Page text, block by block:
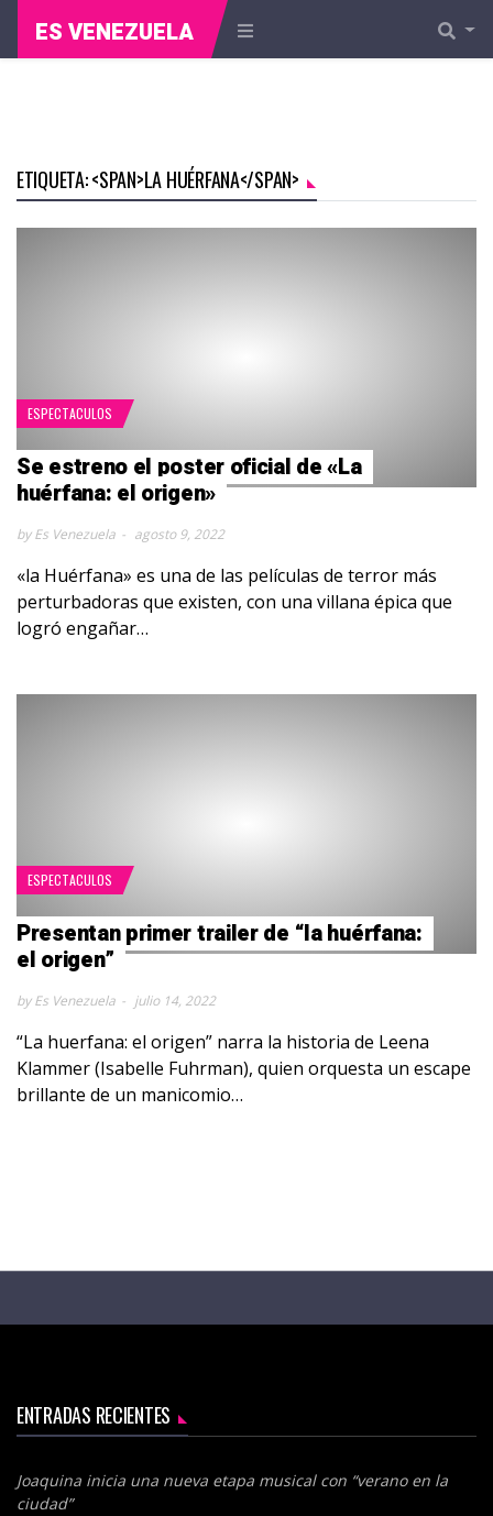
ES VENEZUELA
ETIQUETA: <SPAN>LA HUÉRFANA</SPAN>
ESPECTACULOS
Se estreno el poster oficial de «La
huérfana: el origen»
by Es Venezuela agosto 9, 2022
«la Huérfana» es una de las películas de terror más
perturbadoras que existen, con una villana épica que
logró engañar…
ESPECTACULOS
Presentan primer trailer de “la huérfana:
el origen”
by Es Venezuela julio 14, 2022
“La huerfana: el origen” narra la historia de Leena
Klammer (Isabelle Fuhrman), quien orquesta un escape
brillante de un manicomio…
ENTRADAS RECIENTES
Joaquina inicia una nueva etapa musical con “verano en la
ciudad”